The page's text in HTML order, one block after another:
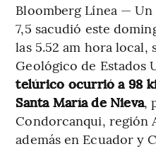
Bloomberg Línea —
7,5 sacudió este
las 5.52 am hora local,
Geológico de Estados
telúrico ocurrió a 98
Santa María de Nieva,
Condorcanqui, región
además en Ecuador y